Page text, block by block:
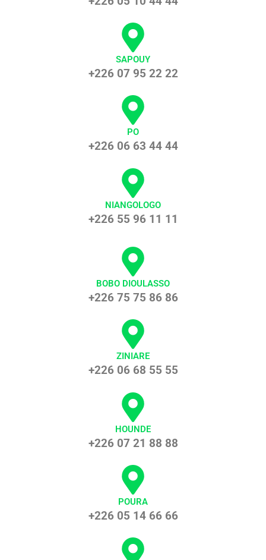
SAPOUY
+226 07 95 22 22
PO
+226 06 63 44 44
NIANGOLOGO
+226 55 96 11 11
BOBO DIOULASSO
+226 75 75 86 86
ZINIARE
+226 06 68 55 55
HOUNDE
+226 07 21 88 88
POURA
+226 05 14 66 66